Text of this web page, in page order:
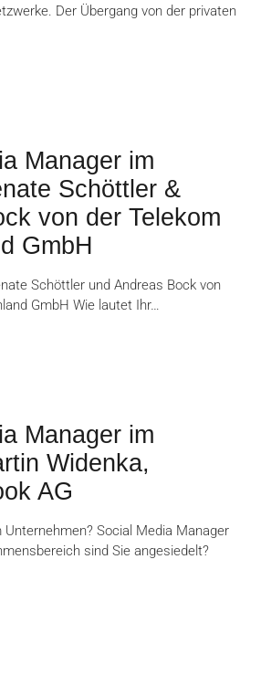
Der Übergang von der privaten
Manager im
Schöttler &
von der Telekom
GmbH
Schöttler und Andreas Bock von
GmbH Wie lautet Ihr…
Manager im
Widenka,
AG
Social Media Manager
sind Sie angesiedelt?